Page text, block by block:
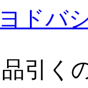
ヨドバ
引く